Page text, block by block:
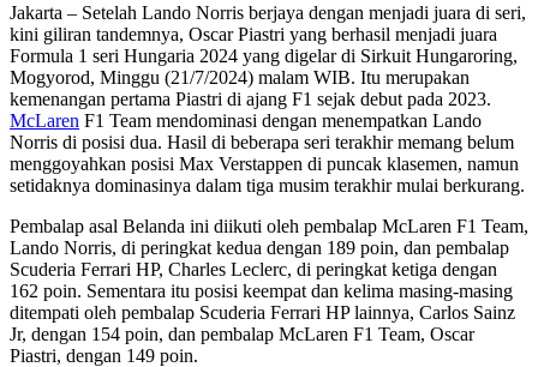
Jakarta – Setelah Lando Norris berjaya dengan menjadi juara di seri,
kini giliran tandemnya, Oscar Piastri yang berhasil menjadi juara
Formula 1 seri Hungaria 2024 yang digelar di Sirkuit Hungaroring,
Mogyorod, Minggu (21/7/2024) malam WIB. Itu merupakan
kemenangan pertama Piastri di ajang F1 sejak debut pada 2023.
McLaren F1 Team mendominasi dengan menempatkan Lando
Norris di posisi dua. Hasil di beberapa seri terakhir memang belum
menggoyahkan posisi Max Verstappen di puncak klasemen, namun
setidaknya dominasinya dalam tiga musim terakhir mulai berkurang.
Pembalap asal Belanda ini diikuti oleh pembalap McLaren F1 Team,
Lando Norris, di peringkat kedua dengan 189 poin, dan pembalap
Scuderia Ferrari HP, Charles Leclerc, di peringkat ketiga dengan
162 poin. Sementara itu posisi keempat dan kelima masing-masing
ditempati oleh pembalap Scuderia Ferrari HP lainnya, Carlos Sainz
Jr, dengan 154 poin, dan pembalap McLaren F1 Team, Oscar
Piastri, dengan 149 poin.